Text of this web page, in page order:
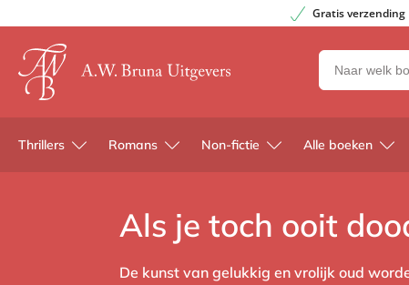
Gratis verzending
Zoeken
naar
en
uitgevers
Thrillers Romans Non-fictie Alle boeken
Als je toch ooit
De kunst van gelukkig en vrolijk oud